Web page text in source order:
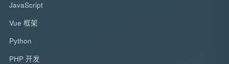
JavaScript
Vue 框架
Python
PHP 开发